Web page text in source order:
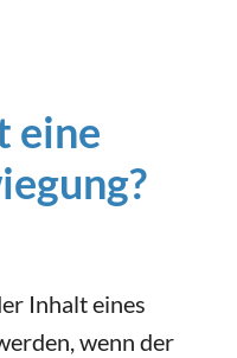
eine
Inhalt eines
wenn der